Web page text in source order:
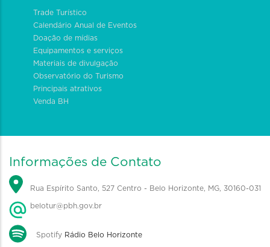
Trade Turístico
Calendário Anual de Eventos
Doação de mídias
Equipamentos e serviços
Materiais de divulgação
Observatório do Turismo
Principais atrativos
Venda BH
Informações de Contato
Rua Espírito Santo, 527 Centro - Belo Horizonte, MG, 30160-031
belotur@pbh.gov.br
Spotify Rádio Belo Horizonte